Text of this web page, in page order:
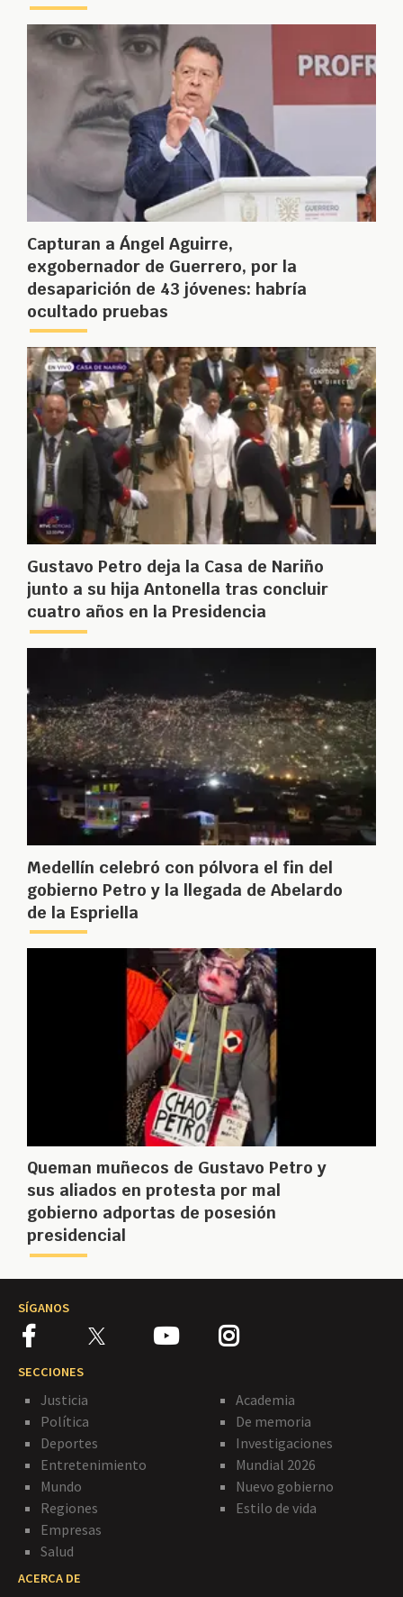
Capturan a Ángel Aguirre,
exgobernador de Guerrero, por la
desaparición de 43 jóvenes: habría
ocultado pruebas
Gustavo Petro deja la Casa de Nariño
junto a su hija Antonella tras concluir
cuatro años en la Presidencia
Medellín celebró con pólvora el fin del
gobierno Petro y la llegada de Abelardo
de la Espriella
Queman muñecos de Gustavo Petro y
sus aliados en protesta por mal
gobierno adportas de posesión
presidencial
SÍGANOS
SECCIONES
Justicia
Política
Deportes
Entretenimiento
Mundo
Regiones
Empresas
Salud
Academia
De memoria
Investigaciones
Mundial 2026
Nuevo gobierno
Estilo de vida
ACERCA DE